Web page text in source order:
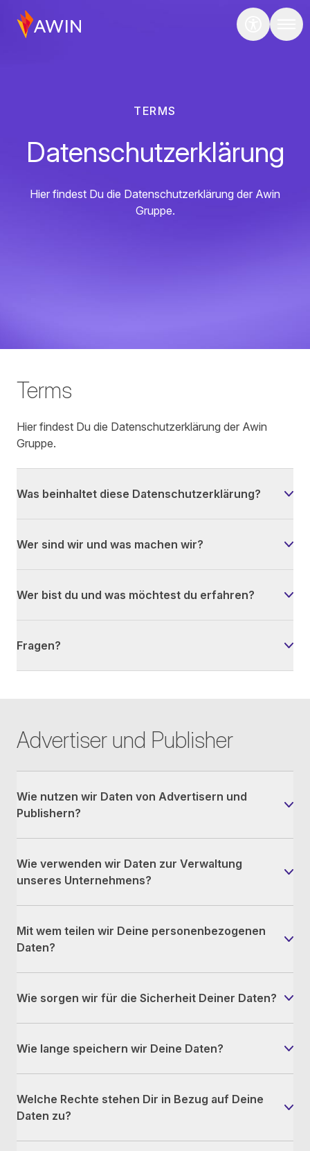
TERMS
Datenschutzerklärung
Hier findest Du die Datenschutzerklärung der Awin
Gruppe.
Terms
Hier findest Du die Datenschutzerklärung der Awin
Gruppe.
Was beinhaltet diese Datenschutzerklärung?
Wer sind wir und was machen wir?
Wer bist du und was möchtest du erfahren?
Fragen?
Advertiser und Publisher
Wie nutzen wir Daten von Advertisern und
Publishern?
Wie verwenden wir Daten zur Verwaltung
unseres Unternehmens?
Mit wem teilen wir Deine personenbezogenen
Daten?
Wie sorgen wir für die Sicherheit Deiner Daten?
Wie lange speichern wir Deine Daten?
Welche Rechte stehen Dir in Bezug auf Deine
Daten zu?